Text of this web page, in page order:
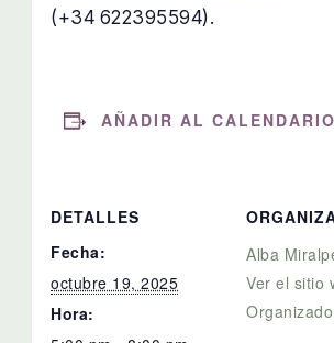
(+34 622395594).
AÑADIR AL CALENDARIO
DETALLES
Fecha:
octubre 19, 2025
Hora:
Alba
Ver el sitio